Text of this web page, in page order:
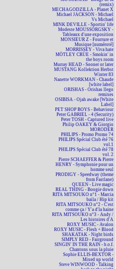
(remix)
MECHAGODZILLA - Planet X
Michael JACKSON - Michael
Vs Michael
MINK DEVILLE - Sportin' life
Modeste MOUSSORGSKY -
Tableaux d'une exposition
MONSIEUR Z - Fourrure et
Musique [numéroté]
MORRISSEY - Viva hate
MÖTLEY CRÜE - Smokin' in
the boys room
Murray HEAD - Sooner or later
MUSTANG Kollektion Herbst
Winter 83
Nanette WORKMAN - Chaude
[white label]
ORISHAS - Orishas llego
remixes
OSIBISA - Ojah awake [White
Label]
PET SHOP BOYS - Behaviour
Peter GABRIEL - 4 (Security)
Peter TOSH - Captured live
Philip OAKEY & Giorgio
MORODER
PHILIPS - Promo Promo 74
PHILIPS Spécial Club été 76
vol.1
PHILIPS Spécial Club été 78
vol. 2
Pierre SCHAEFFER & Pierre
HENRY - Symphonie pour un
homme seul
PRODIGY - Speedway (theme
from Fastlane)
QUEEN - Live magic
REAL THING - Boogie down
RITA MITSOUKO n°1 - Marcia
baila / Hip kit
RITA MITSOUKO n°2 - C'est
comme ça / Y'a d'la haine
RITA MITSOUKO n°3 - Andy /
Les histoires d'A
ROXY MUSIC - Avalon
ROXY MUSIC - Flesh + Blood
SHAKATAK - Night birds
SIMPLY RED - Fairground
SINGIN' IN THE RAIN - b.o.f.
Chantons sous la pluie
Sophie ELLIS-BEXTOR -
Mixed up world
Steve WINWOOD - Talking